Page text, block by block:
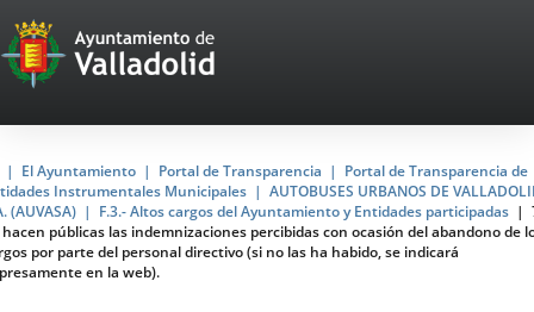
Portal
Web
del
Ayuntamiento
de
Valladolid
El Ayuntamiento Portal de Transparencia
Portal de Transparencia de
Instrumentales Municipales
AUTOBUSES URBANOS DE
(AUVASA)
F.3.- Altos cargos del Ayuntamiento y Entidades participadas
hacen públicas las indemnizaciones percibidas con ocasión del abandono de
por parte del personal directivo (si no las ha habido, se indicará
en la web).